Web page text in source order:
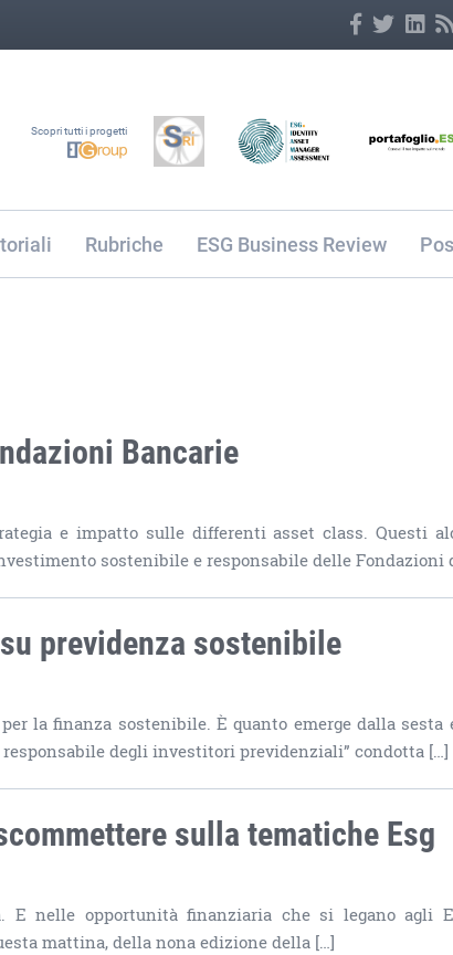
Scopri tutti i progetti
Rubriche ESG Business Review
Bancarie
e impatto sulle differenti asset class. Questi
sostenibile e responsabile delle Fondazioni
previdenza sostenibile
la finanza sostenibile. È quanto emerge dalla sesta
degli investitori previdenziali” condotta […]
sulla tematiche Esg
E nelle opportunità finanziaria che si legano agli
mattina, della nona edizione della […]